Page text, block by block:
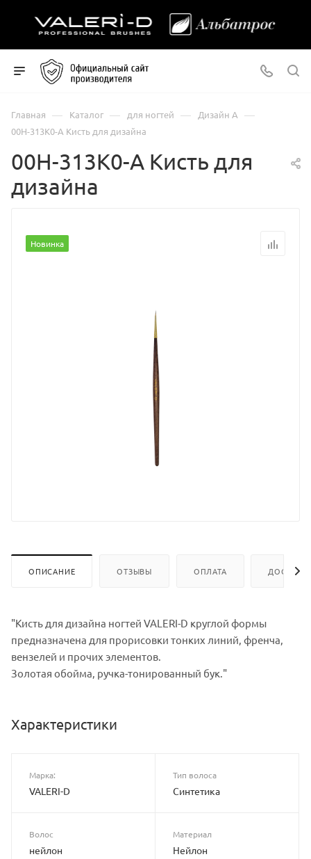
Главная — Каталог — для ногтей — Дизайн А —
00Н-313К0-А Кисть для дизайна
00Н-313К0-А Кисть для
дизайна
Новинка
ОПИСАНИЕ ОТЗЫВЫ ОПЛАТА
"Кисть для дизайна ногтей VALERI-D круглой формы
предназначена для прорисовки тонких линий, френча,
вензелей и прочих элементов.
Золотая обойма, ручка-тонированный бук."
Характеристики
Марка:
VALERI-D
Тип волоса
Синтетика
Волос
нейлон
Материал
Нейлон